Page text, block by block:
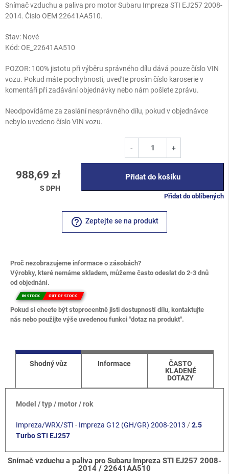
Snímač vzduchu a paliva pro motor Subaru Impreza STI EJ257 2008-
2014. Číslo OEM 22641AA510.
Stav: Nové
Kód:OE_22641AA510
POZOR: 100% jistotu při výběru správného dílu dává pouze číslo VIN
vozu. Pokud máte pochybnosti, uveďte prosím číslo karoserie v
komentáři při zadávání objednávky nebo nám pošlete zprávu.
Neodpovídáme za zaslání nesprávného dílu, pokud v objednávce
nebylo uvedeno číslo VIN vozu.
988,69 zł
S DPH
- +
Přidat do košíku
Přidat do oblíbených
help_outline Zeptejte se na produkt
Proč nezobrazujeme informace o zásobách?
Výrobky, které nemáme skladem, můžeme často odeslat do 2-3 dnů
od objednání.
Pokud si chcete být stoprocentně jisti dostupností dílu, kontaktujte
nás nebo použijte výše uvedenou funkci "dotaz na produkt".
Shodný vůz Informace
ČASTO
KLADENÉ
DOTAZY
Model / typ / motor / rok
Impreza/WRX/STI - Impreza G12 (GH/GR) 2008-2013 /2.5
Turbo STI EJ257
Snímač vzduchu a paliva pro Subaru Impreza STI EJ257 2008-
2014 / 22641AA510